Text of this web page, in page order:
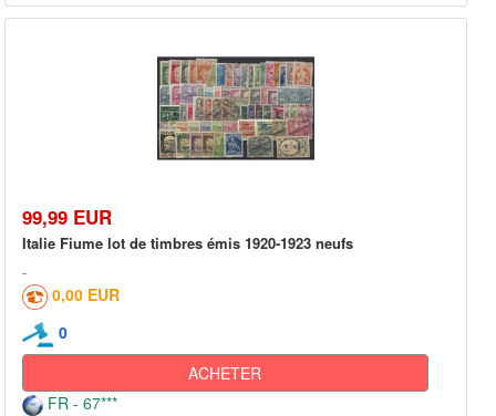
99,99 EUR
Italie Fiume lot de timbres émis 1920-1923 neufs
0,00 EUR
0
ACHETER
FR - 67***